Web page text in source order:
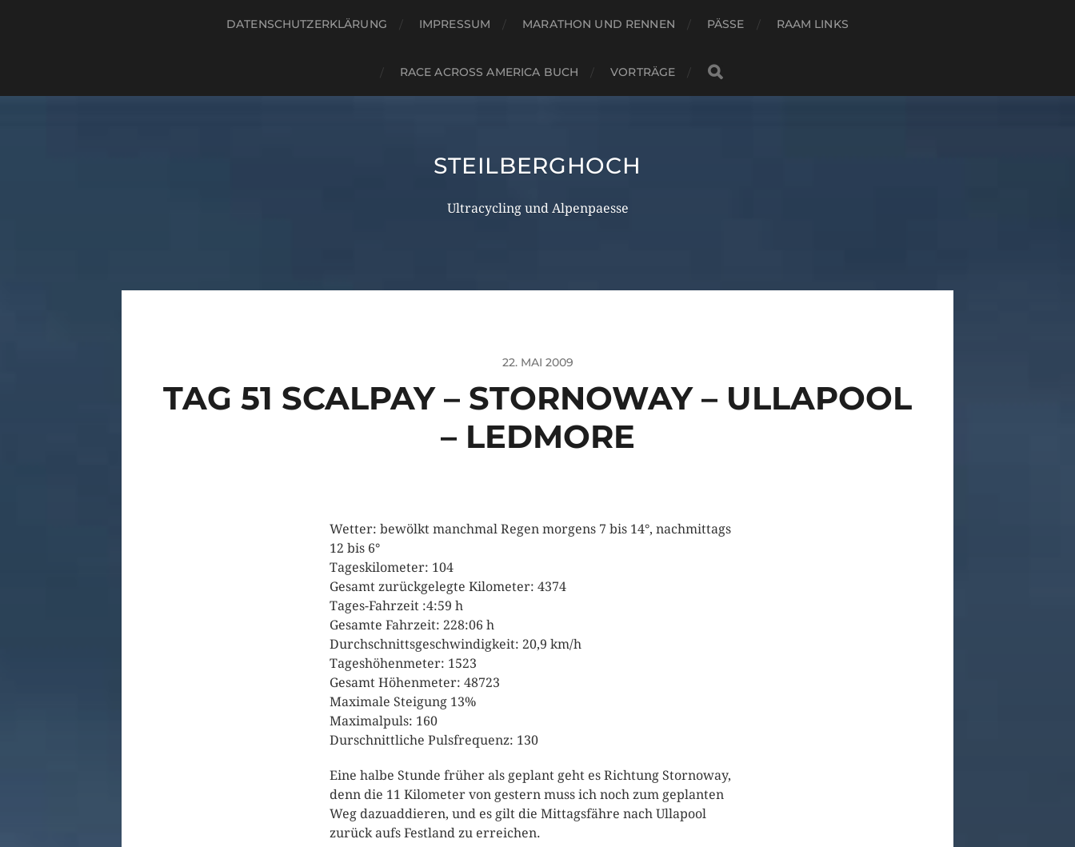
DATENSCHUTZERKLÄRUNG IMPRESSUM MARATHON UND RENNEN PÄSSE RAAM LINKS
RACE ACROSS AMERICA BUCH VORTRÄGE
STEILBERGHOCH
Ultracycling und Alpenpaesse
22. MAI 2009
TAG 51 SCALPAY – STORNOWAY – ULLAPOOL
– LEDMORE
Wetter: bewölkt manchmal Regen morgens 7 bis 14°, nachmittags
12 bis 6°
Tageskilometer: 104
Gesamt zurückgelegte Kilometer: 4374
Tages-Fahrzeit :4:59 h
Gesamte Fahrzeit: 228:06 h
Durchschnittsgeschwindigkeit: 20,9 km/h
Tageshöhenmeter: 1523
Gesamt Höhenmeter: 48723
Maximale Steigung 13%
Maximalpuls: 160
Durschnittliche Pulsfrequenz: 130
Eine halbe Stunde früher als geplant geht es Richtung Stornoway,
denn die 11 Kilometer von gestern muss ich noch zum geplanten
Weg dazuaddieren, und es gilt die Mittagsfähre nach Ullapool
zurück aufs Festland zu erreichen.